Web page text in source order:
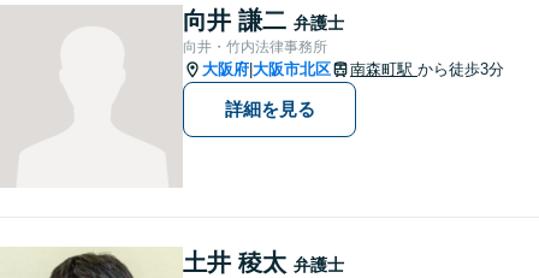
ごとに対応！まずは無料相談
にお越しください。【完全個
室対応】
向井 謙二 弁護士
向井・竹内法律事務所
大阪府 大阪市北区 南森町駅 から徒歩3分
詳細を見る
土井 稜太 弁護士